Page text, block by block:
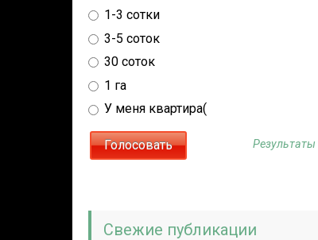
1-3 сотки
3-5 соток
30 соток
1 га
У меня квартира(
Результаты
Свежие публикации